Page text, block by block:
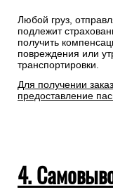
Любой груз,
подлежит
получить
повреждения или
транспортировки.
Для получении
предоставление
4.